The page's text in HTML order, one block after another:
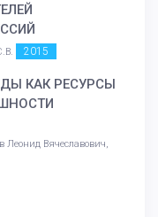
2015
КАК РЕСУРСЫ
Леонид Вячеславович,